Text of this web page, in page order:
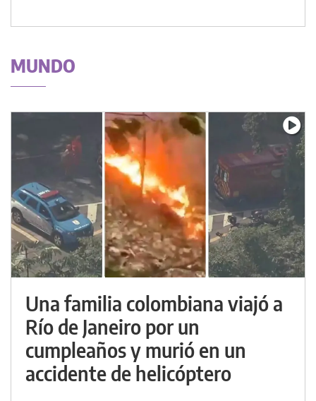
MUNDO
Una familia colombiana viajó a
Río de Janeiro por un
cumpleaños y murió en un
accidente de helicóptero